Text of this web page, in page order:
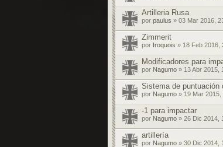
Artilleria Rusa
por paulus » 03 Mar 2016,
Zimmerit
por Iroquois » 18 Feb 2016,
Modificadores para
por Nagumo » 13 Abr 2015,
Sistema de puntuación
por Nagumo » 19 Mar 2015,
-1 para impactar
por Nagumo » 26 Dic 2014,
artillería
por Nagumo » 30 Dic 2014,